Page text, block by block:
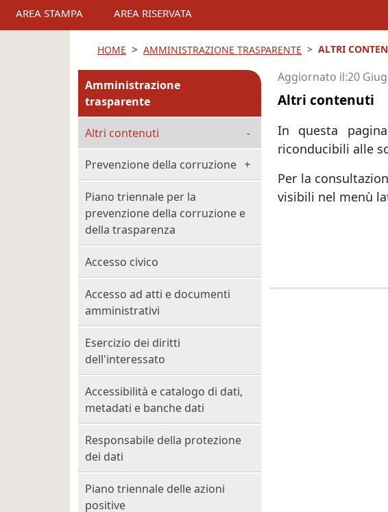
AREA STAMPA AREA RISERVATA
HOME AMMINISTRAZIONE TRASPARENTE ALTRI
Aggiornato il 20
Altri contenuti
In questa
riconducibili alle
Per la
visibili nel menù
Menu principale MAIN
Amministrazione
trasparente
Altri contenuti
Prevenzione della corruzione
Piano triennale per la
prevenzione della corruzione e
della trasparenza
Accesso civico
Accesso ad atti e documenti
amministrativi
Esercizio dei diritti
dell'interessato
Accessibilità e catalogo di dati,
metadati e banche dati
Responsabile della protezione
dei dati
Piano triennale delle azioni
positive